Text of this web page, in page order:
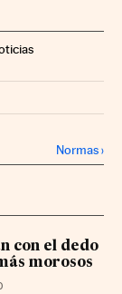
Normas›
con el dedo
morosos